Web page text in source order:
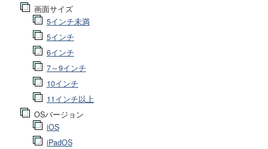
画面サイズ
5インチ未満
5インチ
6インチ
7～9インチ
10インチ
11インチ以上
OSバージョン
iOS
iPadOS